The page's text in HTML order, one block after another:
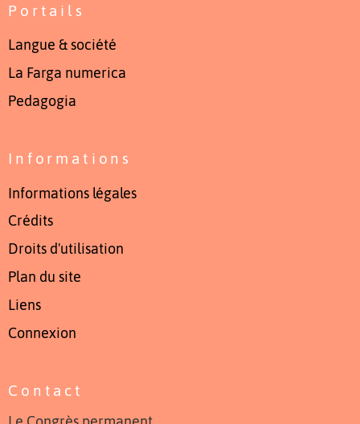
Portails
Langue & société
La Farga numerica
Pedagogia
Informations
Informations légales
Crédits
Droits d'utilisation
Plan du site
Liens
Connexion
Contact